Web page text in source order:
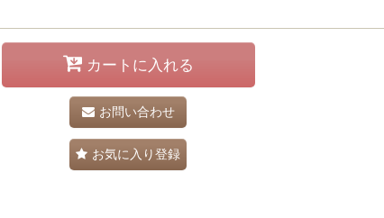
カートに入れる
お問い合わせ
お気に入り登録